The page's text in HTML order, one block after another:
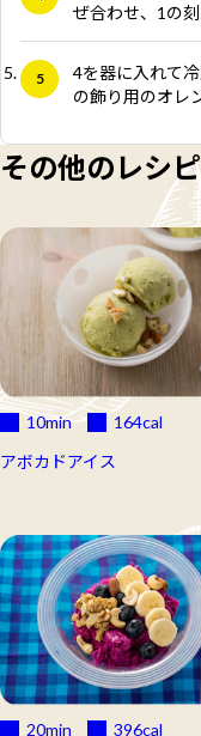
ぜ合わせ、1の
4を器に入れて
の飾り用のオレ
その他のレシピ
10min 164cal
アボカドアイス
20min 396cal